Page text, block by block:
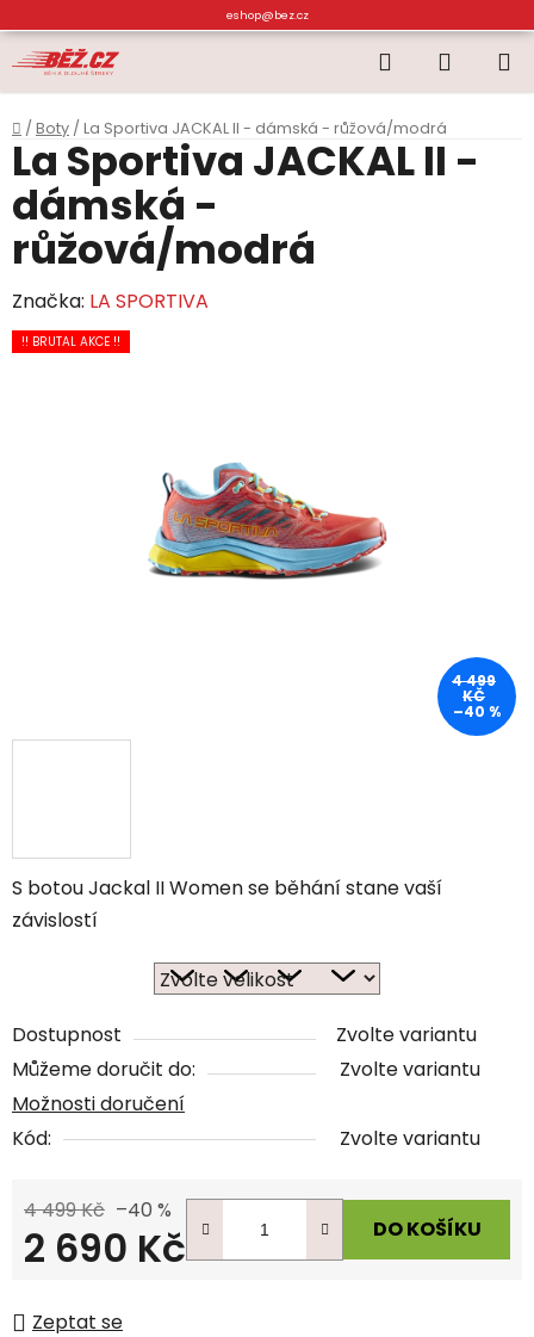
na
obsah
eshop@bez.cz
Hledat
KOŠÍK
Domů
/ Boty / La Sportiva JACKAL II - dámská - růžová/modrá
S botou Jackal II Women se běhání stane vaší
závislostí
Dostupnost
Zvolte variantu
Můžeme doručit do:
Zvolte variantu
Možnosti doručení
Kód:
Zvolte variantu
4 499 Kč –40 %
2 690 Kč DO KOŠÍKU
Zeptat se
La Sportiva JACKAL II -
dámská -
růžová/modrá
Značka: LA SPORTIVA
!! BRUTAL AKCE !!
4 499
KČ
–40 %